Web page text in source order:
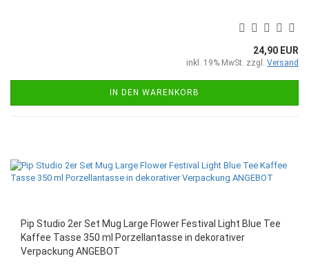
24,90 EUR
inkl. 19% MwSt. zzgl. Versand
IN DEN WARENKORB
Pip Studio 2er Set Mug Large Flower Festival Light Blue Tee
Kaffee Tasse 350 ml Porzellantasse in dekorativer
Verpackung ANGEBOT